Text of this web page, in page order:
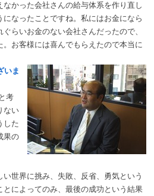
かった会社さんの給与体系を作り直し
なったことですね。私にはお金になら
らいお金のない会社さんだったので、
お客様には喜んでもらえたので本当に
いま
考
ない
した
果の
い世界に挑み、失敗、反省、勇気という
とによってのみ、最後の成功という結果